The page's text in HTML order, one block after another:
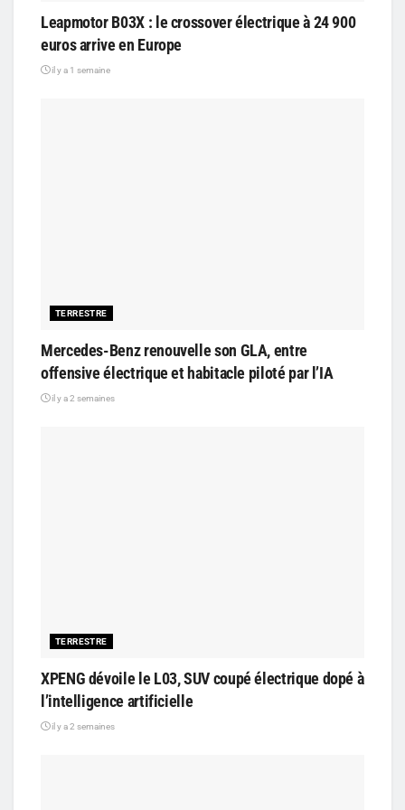
Leapmotor B03X : le crossover électrique à 24 900
euros arrive en Europe
il y a 1 semaine
TERRESTRE
Mercedes-Benz renouvelle son GLA, entre
offensive électrique et habitacle piloté par l’IA
il y a 2 semaines
TERRESTRE
XPENG dévoile le L03, SUV coupé électrique dopé à
l’intelligence artificielle
il y a 2 semaines